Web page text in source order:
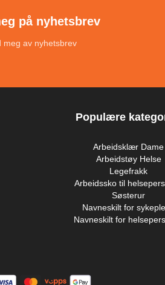
på nyhetsbrev
meg av nyhetsbrev
Populære
Arbeidsklær Dame
Arbeidstøy Helse
Legefrakk
Arbeidssko til
Søsterur
Navneskilt for
Navneskilt for